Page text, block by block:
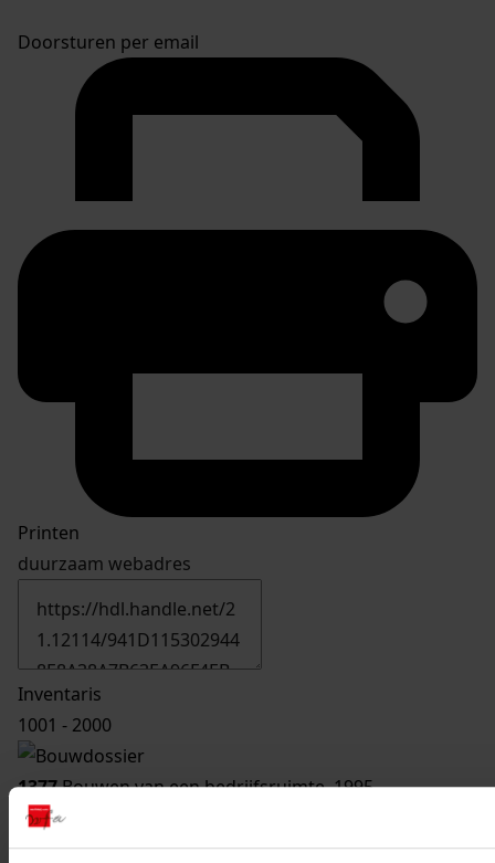
Doorsturen per email
Printen
duurzaam webadres
Inventaris
1001 - 2000
1377Bouwen van een bedrijfsruimte, 1995
Datering
1995